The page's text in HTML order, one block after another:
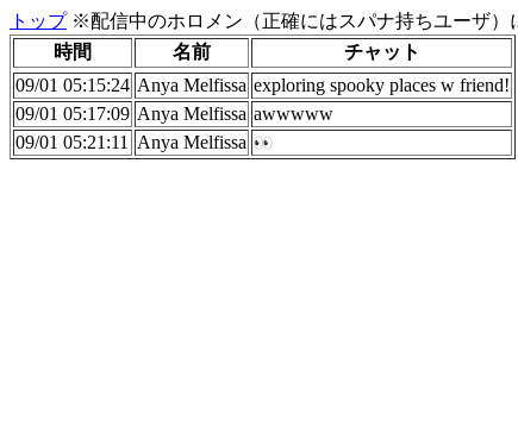
トップ※配信中のホロメン（正確にはスパナ持ちユーザ）
時間
名前
チャット
09/01 05:15:24 Anya Melfissa exploring spooky places w friend!
09/01 05:17:09 Anya Melfissa awwwww
09/01 05:21:11
Anya Melfissa